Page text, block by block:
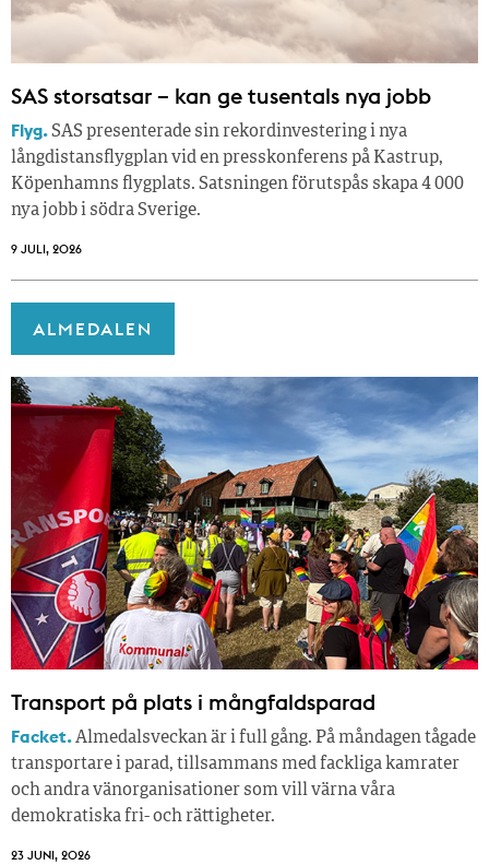
SAS storsatsar – kan ge tusentals nya jobb
Flyg.SAS presenterade sin rekordinvestering i nya
långdistansflygplan vid en presskonferens på Kastrup,
Köpenhamns flygplats. Satsningen förutspås skapa 4 000
nya jobb i södra Sverige.
9 JULI, 2026
ALMEDALEN
Transport på plats i mångfaldsparad
Facket.Almedalsveckan är i full gång. På måndagen tågade
transportare i parad, tillsammans med fackliga kamrater
och andra vänorganisationer som vill värna våra
demokratiska fri- och rättigheter.
23 JUNI, 2026